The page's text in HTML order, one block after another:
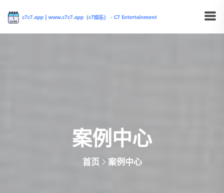
案例中心
首页 案例中心